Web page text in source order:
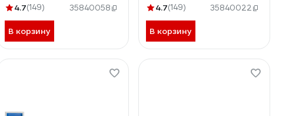
4.7(149) 35840058
В корзину
4.7(149) 35840022
В корзину